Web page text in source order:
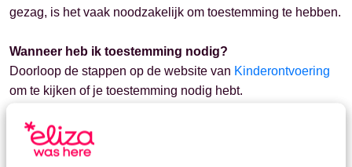
gezag, is het vaak noodzakelijk om toestemming te hebben.
Wanneer heb ik toestemming nodig?
Doorloop de stappen op de website van Kinderontvoering
om te kijken of je toestemming nodig hebt.
Hoe krijg ik toestemming?
Voor meer informatie over toestemming en het formulier